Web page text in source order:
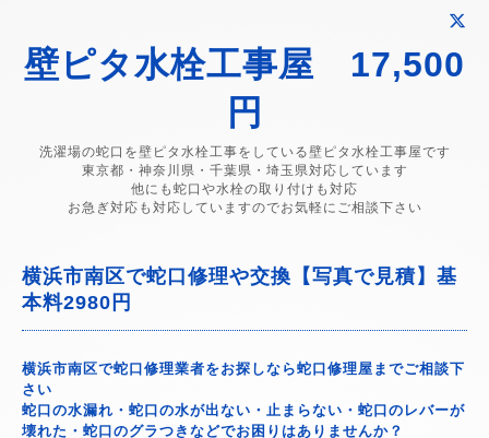
壁ピタ水栓工事屋 17,500
円
洗濯場の蛇口を壁ピタ水栓工事をしている壁ピタ水栓工事屋です
東京都・神奈川県・千葉県・埼玉県対応しています
他にも蛇口や水栓の取り付けも対応
お急ぎ対応も対応していますのでお気軽にご相談下さい
横浜市南区で蛇口修理や交換【写真で見積】基
本料2980円
横浜市南区で蛇口修理業者をお探しなら蛇口修理屋までご相談下
さい
蛇口の水漏れ・蛇口の水が出ない・止まらない・蛇口のレバーが
壊れた・蛇口のグラつきなどでお困りはありませんか？